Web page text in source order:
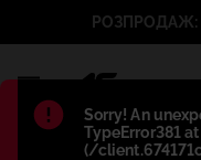
Błąd:
Sorry! An
TypeError381
(/
РОЗПРОДАЖ: